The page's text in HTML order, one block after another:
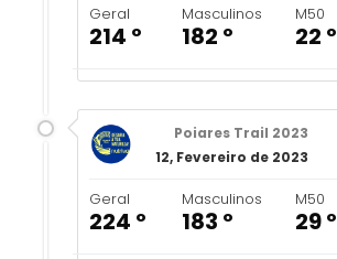
Geral
214 º
Masculinos
182 º
M50
22 º
Poiares Trail 2023
12, Fevereiro de 2023
Geral
224 º
Masculinos
183 º
M50
29 º